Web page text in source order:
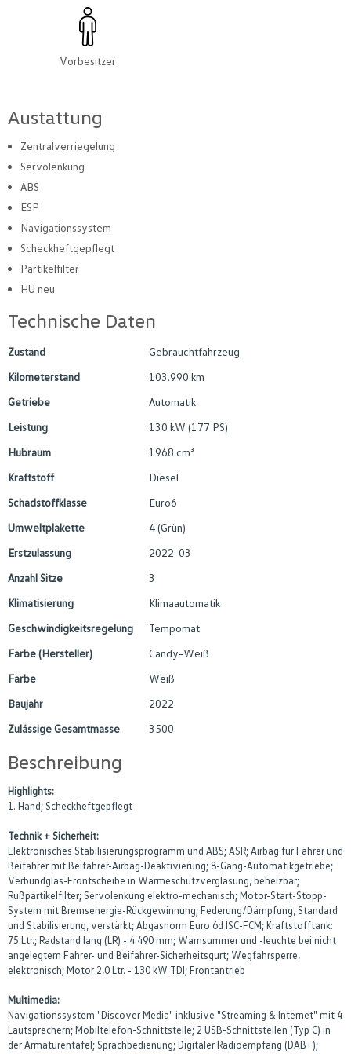
Vorbesitzer
Austattung
Zentralverriegelung
Servolenkung
ABS
ESP
Navigationssystem
Scheckheftgepflegt
Partikelfilter
HU neu
Technische Daten
Zustand
Gebrauchtfahrzeug
Kilometerstand
103.990 km
Getriebe
Automatik
Leistung
130 kW (177 PS)
Hubraum
1968 cm³
Kraftstoff
Diesel
Schadstoffklasse
Euro6
Umweltplakette
4 (Grün)
Erstzulassung
2022-03
Anzahl Sitze
3
Klimatisierung
Klimaautomatik
Geschwindigkeitsregelung
Tempomat
Farbe (Hersteller)
Candy-Weiß
Farbe
Weiß
Baujahr
2022
Zulässige Gesamtmasse
3500
Beschreibung
Highlights:
1. Hand; Scheckheftgepflegt
Technik + Sicherheit:
Elektronisches Stabilisierungsprogramm und ABS; ASR; Airbag für Fahrer und
Beifahrer mit Beifahrer-Airbag-Deaktivierung; 8-Gang-Automatikgetriebe;
Verbundglas-Frontscheibe in Wärmeschutzverglasung, beheizbar;
Rußpartikelfilter; Servolenkung elektro-mechanisch; Motor-Start-Stopp-
System mit Bremsenergie-Rückgewinnung; Federung/Dämpfung, Standard
und Stabilisierung, verstärkt; Abgasnorm Euro 6d ISC-FCM; Kraftstofftank:
75 Ltr.; Radstand lang (LR) - 4.490 mm; Warnsummer und -leuchte bei nicht
angelegtem Fahrer- und Beifahrer-Sicherheitsgurt; Wegfahrsperre,
elektronisch; Motor 2,0 Ltr. - 130 kW TDI; Frontantrieb
Multimedia:
Navigationssystem "Discover Media" inklusive "Streaming & Internet" mit 4
Lautsprechern; Mobiltelefon-Schnittstelle; 2 USB-Schnittstellen (Typ C) in
der Armaturentafel; Sprachbedienung; Digitaler Radioempfang (DAB+);